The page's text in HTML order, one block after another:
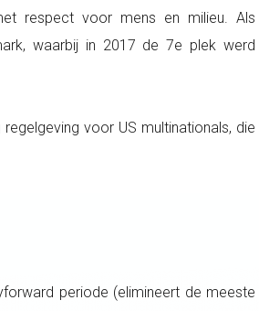
respect voor mens en milieu. Als
waarbij in 2017 de 7e plek werd
voor US multinationals, die
periode (elimineert de meeste